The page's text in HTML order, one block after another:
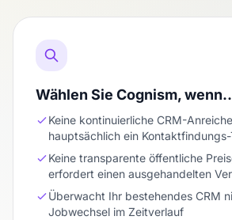
Wählen Sie Cognism,
Keine kontinuierliche CRM-
hauptsächlich ein Kontaktfindungs-
Keine transparente öffentliche
erfordert einen ausgehandelten
Überwacht Ihr bestehendes CRM
Jobwechsel im Zeitverlauf